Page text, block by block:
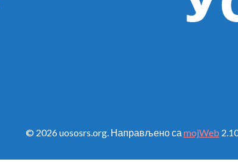
© 2026 uososrs.org. Направљено са mojWeb